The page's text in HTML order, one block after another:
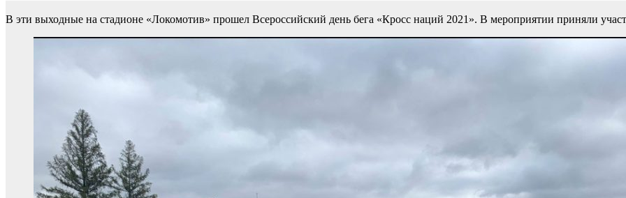
В эти выходные на стадионе «Локомотив» прошел Всероссийский день бега «Кросс наций 2021». В мероприятии приняли